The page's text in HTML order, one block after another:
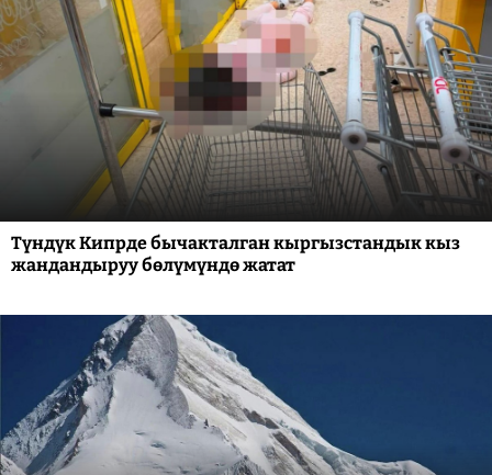
Түндүк Кипрде бычакталган кыргызстандык кыз
жандандыруу бөлүмүндө жатат